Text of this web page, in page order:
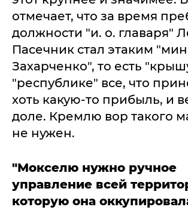
отмечает, что за время
должности "и. о. главаря"
Пасечник стал этаким
Захарченко", то есть
"республике" все, что
хоть какую-то прибыль, и
доле. Кремлю вор такого
не нужен.
"Мокселю нужно ручное
управление всей
которую она